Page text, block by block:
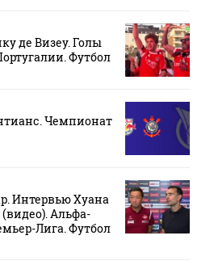
де Визеу. Голы
Футбол
Чемпионат
Интервью Хуана
Альфа-
Лига. Футбол